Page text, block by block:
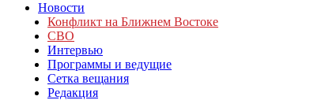
Новости
Конфликт на Ближнем Востоке
СВО
Интервью
Программы и ведущие
Сетка вещания
Редакция